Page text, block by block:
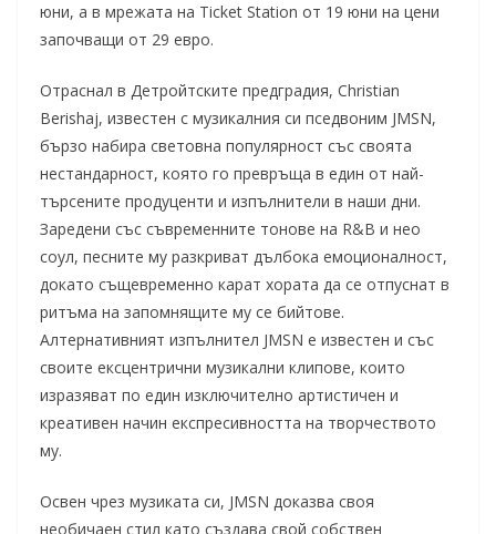
юни, а в мрежата на Ticket Station от 19 юни на цени
започващи от 29 евро.
Oтраснал в Детройтските предградия, Christian
Berishaj, известен с музикалния си пседвоним JMSN,
бързо набира световна популярност със своята
нестандарност, която го превръща в един от най-
търсените продуценти и изпълнители в наши дни.
Заредени със съвременните тонове на R&B и нео
соул, песните му разкриват дълбока емоционалност,
докато същевременно карат хората да се отпуснат в
ритъма на запомнящите му се бийтове.
Алтернативният изпълнител JMSN е известен и със
своите екcцентрични музикални клипове, които
изразяват по един изключително артистичен и
креативен начин експресивността на творчеството
му.
Освен чрез музиката си, JMSN доказва своя
необичаен стил като създава свой собствен